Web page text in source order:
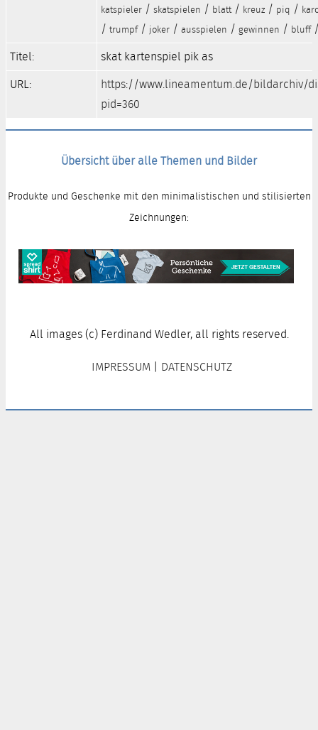
katspieler / skatspielen / blatt/ kreuz / piq /
/ trumpf/ joker / ausspielen / gewinnen / bluff
Titel:
skat kartenspiel pik as
URL:
https://www.lineamentum.de/bildarchiv/
pid=360
Übersicht über alle Themen und Bilder
Produkte und Geschenke mit den minimalistischen und stilisierten
Zeichnungen:
All images (c) Ferdinand Wedler, all rights reserved.
IMPRESSUM | DATENSCHUTZ